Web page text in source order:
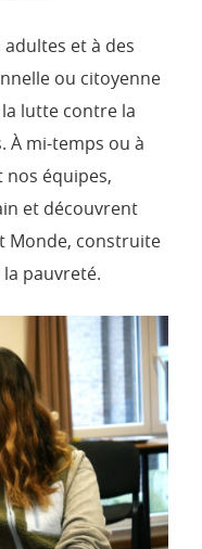
et à des
ou citoyenne
lutte contre la
À mi-temps ou à
nos équipes,
et découvrent
Monde, construite
pauvreté.